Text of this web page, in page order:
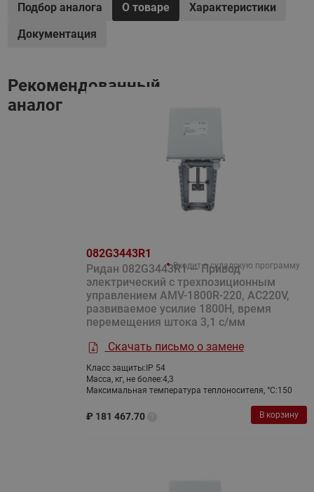
Подбор аналога О товаре
Характеристики
Документация
Рекомендованный
аналог
082G3443R1
Ридан 082G3443R1 — Привод
электрический с трехпозиционным
управлением AMV-1800R-220, AC220V,
развиваемое усилие 1800Н, время
перемещения штока 3,1 с/мм
Скачать письмо о замене
Класс защиты: IP 54
Масса, кг, не более:4,3
Максимальная температура теплоносителя, °C:150
₽ 181 467.70
Входит в складскую программу
В корзину